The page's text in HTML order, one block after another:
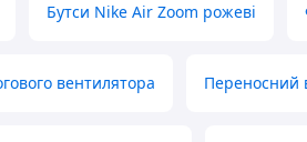
Бутси Nike Air Zoom рожеві
вентилятора Переносний